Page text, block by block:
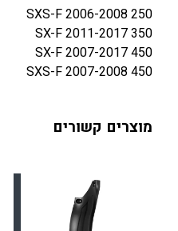
250 SXS-F 2006-2008
350 SX-F 2011-2017
450 SX-F 2007-2017
450 SXS-F 2007-2008
מוצרים קשורים